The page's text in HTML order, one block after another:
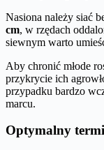
Nasiona należy siać
cm, w rzędach
siewnym warto
Aby chronić młode
przykrycie ich
przypadku bardzo
marcu.
Optymalny